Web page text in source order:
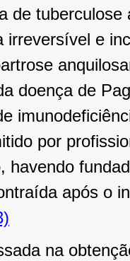
de
irreversível e
doença de
por
havendo
após o
na